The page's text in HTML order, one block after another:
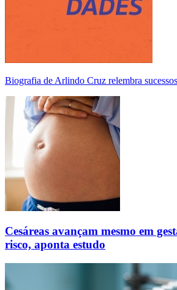
Biografia de Arlindo Cruz relembra
Cesáreas avançam mesmo em
risco, aponta estudo